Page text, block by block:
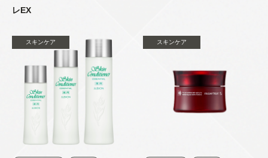
レEX
スキンケア スキンケア